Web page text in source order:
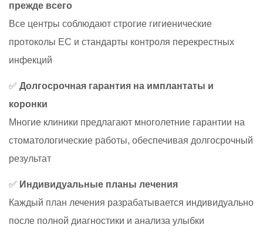
прежде всего
Все центры соблюдают строгие гигиенические
протоколы ЕС и стандарты контроля перекрестных
инфекций
✅ Долгосрочная гарантия на имплантаты и
коронки
Многие клиники предлагают многолетние гарантии на
стоматологические работы, обеспечивая долгосрочный
результат
✅ Индивидуальные планы лечения
Каждый план лечения разрабатывается индивидуально
после полной диагностики и анализа улыбки